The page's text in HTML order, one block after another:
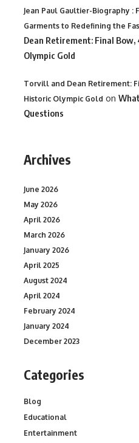
Jean Paul Gaultier-Biography :
Garments to Redefining the
Dean Retirement: Final
Olympic Gold
Torvill and Dean Retirement:
Historic Olympic Gold on
Questions
Archives
June 2026
May 2026
April 2026
March 2026
January 2026
April 2025
August 2024
April 2024
February 2024
January 2024
December 2023
Categories
Blog
Educational
Entertainment